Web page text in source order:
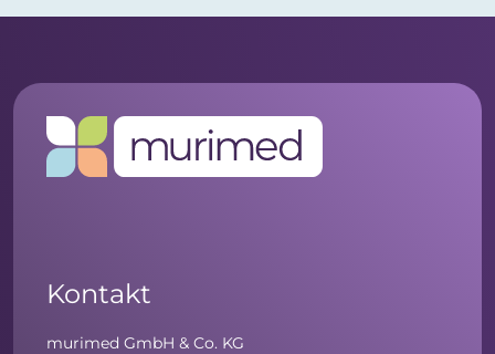
Kontakt
murimed GmbH & Co. KG